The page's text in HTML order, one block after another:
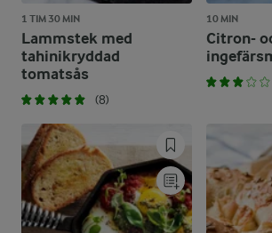
1 TIM 30 MIN
Lammstek med
tahinikryddad
tomatsås
(8)
10 MIN
Citron-